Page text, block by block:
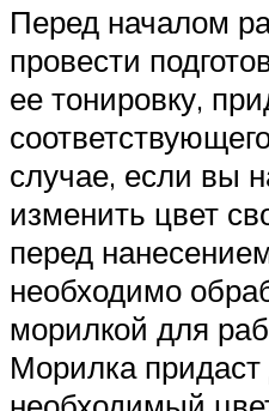
Перед началом
провести
ее тонировку,
случае, если вы
изменить цвет
перед
необходимо
морилкой для
Морилка придаст